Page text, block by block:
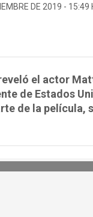
DE 2019 - 15:49
el actor
de Estados
de la película,